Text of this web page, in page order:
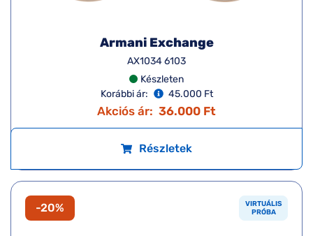
Armani Exchange
AX1034 6103
Készleten
Korábbi ár:
45.000 Ft
Akciós ár: 36.000 Ft
Részletek
-20%
VIRTUÁLIS
PRÓBA